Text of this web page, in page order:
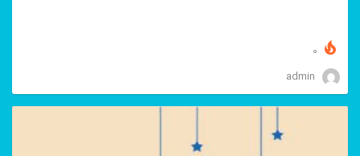
admin